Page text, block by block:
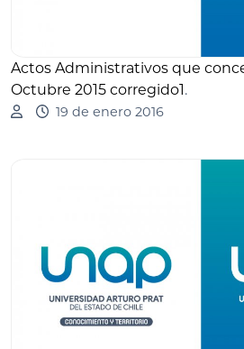
Actos Administrativos que
Octubre 2015 corregido1.
19 de enero 2016